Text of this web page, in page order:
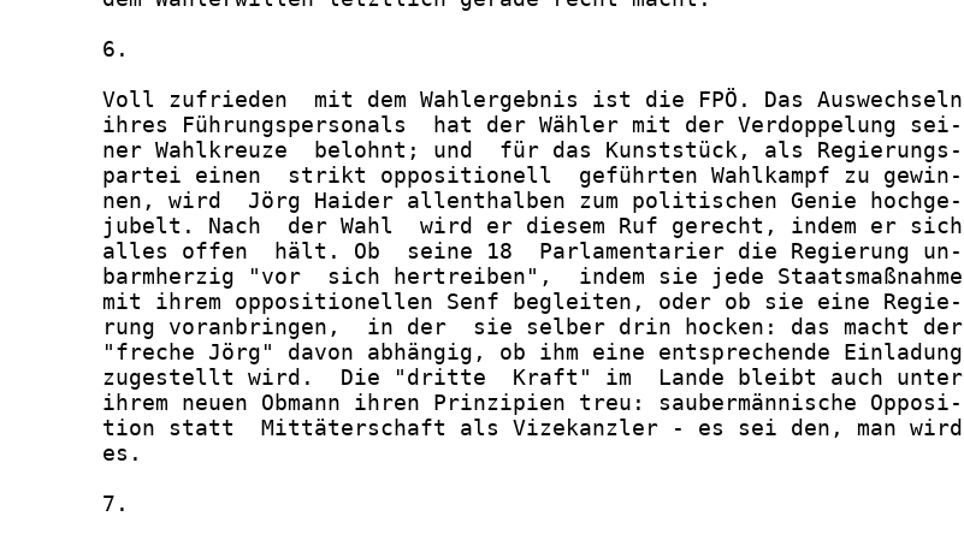
       6.
       Voll zufrieden  mit dem Wahlergebnis ist die FPÖ. Das Auswechseln
       ihres Führungspersonals  hat der Wähler mit der Verdoppelung sei-
       ner Wahlkreuze  belohnt; und  für das Kunststück, als Regierungs-
       partei einen  strikt oppositionell  geführten Wahlkampf zu gewin-
       nen, wird  Jörg Haider allenthalben zum politischen Genie hochge-
       jubelt. Nach  der Wahl  wird er diesem Ruf gerecht, indem er sich
       alles offen  hält. Ob  seine 18  Parlamentarier die Regierung un-
       barmherzig "vor  sich hertreiben",  indem sie jede Staatsmaßnahme
       mit ihrem oppositionellen Senf begleiten, oder ob sie eine Regie-
       rung voranbringen,  in der  sie selber drin hocken: das macht der
       "freche Jörg" davon abhängig, ob ihm eine entsprechende Einladung
       zugestellt wird.  Die "dritte  Kraft" im  Lande bleibt auch unter
       ihrem neuen Obmann ihren Prinzipien treu: saubermännische Opposi-
       tion statt  Mittäterschaft als Vizekanzler - es sei den, man wird
       es.
       7.